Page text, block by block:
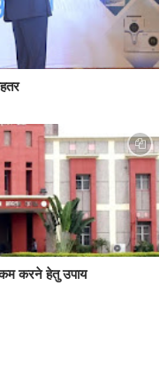
कम करने हेतु उपाय